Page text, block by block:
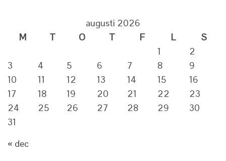
augusti 2026
M
T O T F L
S
1
2
3
4 5 6 7 8
9
10
11 12 13 14 15
16
17
18 19 20 21 22
23
24
25 26 27 28 29
30
31
« dec